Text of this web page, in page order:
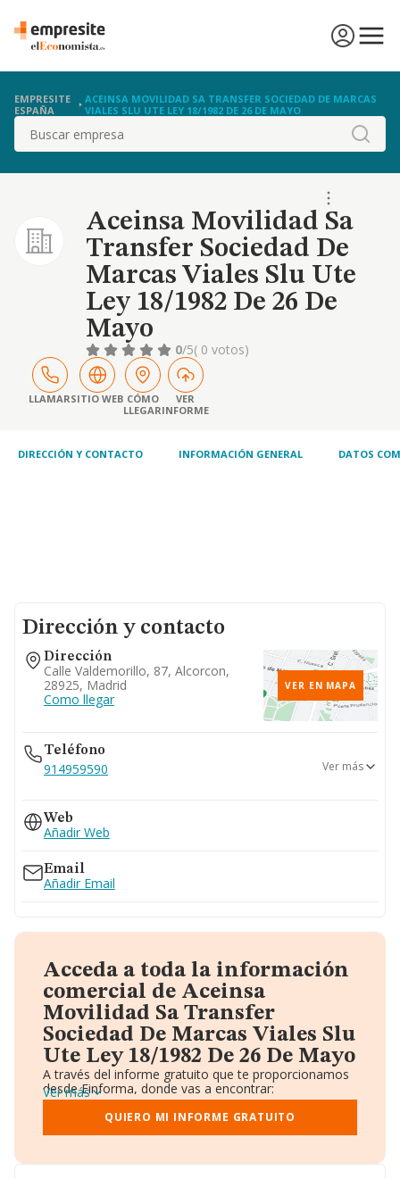
EMPRESITE
ESPAÑA
ACEINSA MOVILIDAD SA TRANSFER SOCIEDAD DE MARCAS
VIALES SLU UTE LEY 18/1982 DE 26 DE MAYO
Buscar
Aceinsa Movilidad Sa
Transfer Sociedad De
Marcas Viales Slu Ute
Ley 18/1982 De 26 De
Mayo
0/5( 0 votos)
LLAMARSITIO WEB CÓMO
LLEGAR
VER
INFORME
DIRECCIÓN Y CONTACTO INFORMACIÓN GENERAL DATOS
Dirección y contacto
Dirección
Calle Valdemorillo, 87, Alcorcon,
28925, Madrid
Como llegar
VER EN MAPA
Teléfono
914959590
976792722
Ver más
Web
Añadir Web
Email
Añadir Email
Acceda a toda la información
comercial de Aceinsa
Movilidad Sa Transfer
Sociedad De Marcas Viales Slu
Ute Ley 18/1982 De 26 De Mayo
A través del informe gratuito que te proporcionamos
desde Einforma, donde vas a encontrar:
Datos identificativos: Denominación, CIF,
Teléfono, Domicilio.
Informe Mercantil Completo (BORME).
Ver más
QUIERO MI INFORME GRATUITO